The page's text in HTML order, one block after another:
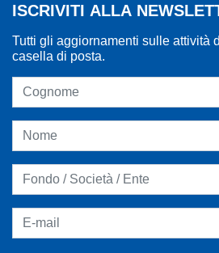
ISCRIVITI ALLA
Tutti gli aggiornamenti sulle attività
casella di posta.